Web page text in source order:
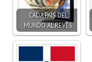
CADA PAÍS DEL
MUNDO AL REVÉS